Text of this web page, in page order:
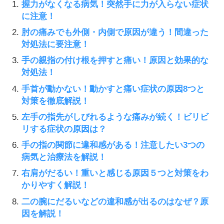
握力がなくなる病気！突然手に力が入らない症状
に注意！
肘の痛みでも外側・内側で原因が違う！間違った
対処法に要注意！
手の親指の付け根を押すと痛い！原因と効果的な
対処法！
手首が動かない！動かすと痛い症状の原因8つと
対策を徹底解説！
左手の指先がしびれるような痛みが続く！ビリビ
リする症状の原因は？
手の指の関節に違和感がある！注意したい3つの
病気と治療法を解説！
右肩がだるい！重いと感じる原因５つと対策をわ
かりやすく解説！
二の腕にだるいなどの違和感が出るのはなぜ？原
因を解説！